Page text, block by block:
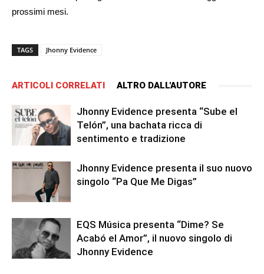
prossimi mesi.
TAGS Jhonny Evidence
ARTICOLI CORRELATI ALTRO DALL'AUTORE
Jhonny Evidence presenta “Sube el
Telón”, una bachata ricca di
sentimento e tradizione
Jhonny Evidence presenta il suo nuovo
singolo “Pa Que Me Digas”
EQS Música presenta “Dime? Se
Acabó el Amor”, il nuovo singolo di
Jhonny Evidence